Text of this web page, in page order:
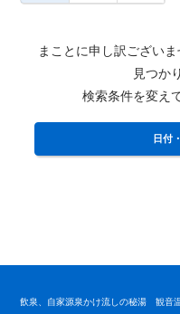
まことに申し訳ござい
見つか
検索条件を変え
日付
飲泉、自家源泉かけ流しの秘湯 観音